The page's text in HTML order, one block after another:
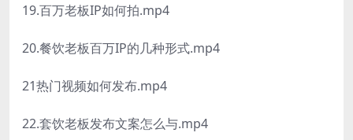
19.百万老板IP如何拍.mp4
20.餐饮老板百万IP的几种形式.mp4
21热门视频如何发布.mp4
22.套饮老板发布文案怎么与.mp4